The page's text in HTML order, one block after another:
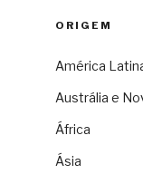
ORIGEM
América
Austrália e
África
Ásia